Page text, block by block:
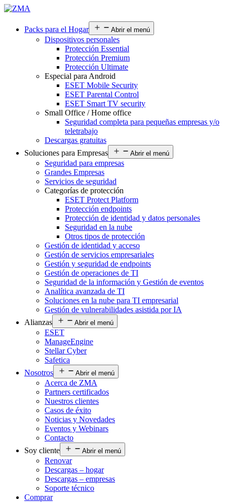
Packs para el Hogar Abrir el menú
Dispositivos personales
Protección Essential
Protección Premium
Protección Ultimate
Especial para Android
ESET Mobile Security
ESET Parental Control
ESET Smart TV security
Small Office / Home office
Seguridad completa para pequeñas empresas y/o
teletrabajo
Descargas gratuitas
Soluciones para Empresas
Abrir el menú
Seguridad para empresas
Grandes Empresas
Servicios de seguridad
Categorías de protección
ESET Protect Platform
Protección endpoints
Protección de identidad y datos personales
Seguridad en la nube
Otros tipos de protección
Gestión de identidad y acceso
Gestión de servicios empresariales
Gestión y seguridad de endpoints
Gestión de operaciones de TI
Seguridad de la información y Gestión de eventos
Analítica avanzada de TI
Soluciones en la nube para TI empresarial
Gestión de vulnerabilidades asistida por IA
Alianzas
Abrir el menú
ESET
ManageEngine
Stellar Cyber
Safetica
Nosotros
Abrir el menú
Acerca de ZMA
Partners certificados
Nuestros clientes
Casos de éxito
Noticias y Novedades
Eventos y Webinars
Contacto
Soy cliente
Abrir el menú
Renovar
Descargas – hogar
Descargas – empresas
Soporte técnico
Comprar